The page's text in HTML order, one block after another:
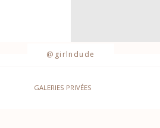
@girlndude
GALERIES PRIVÉES